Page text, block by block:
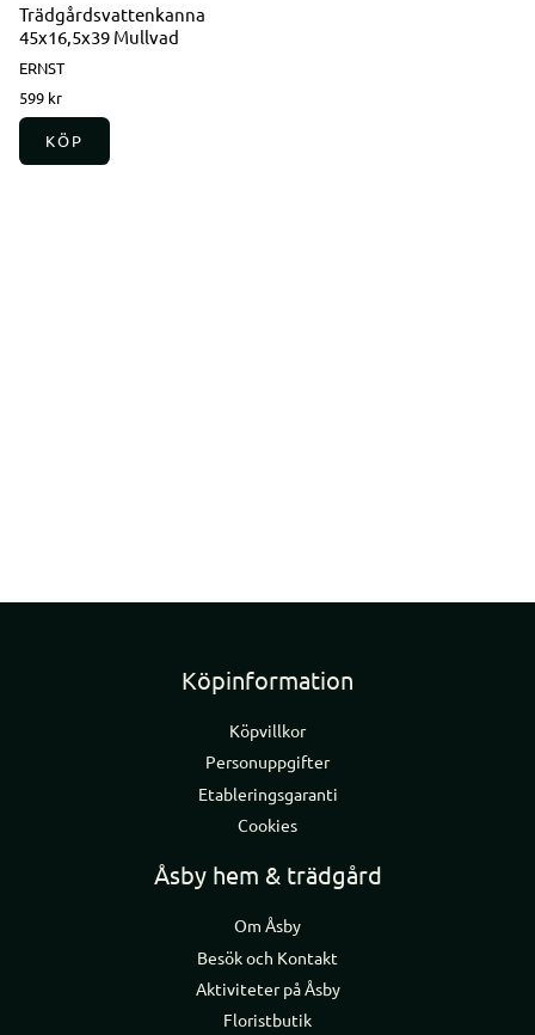
Trädgårdsvattenkanna
45x16,5x39 Mullvad
ERNST
599 kr
KÖP
Köpinformation
Köpvillkor
Personuppgifter
Etableringsgaranti
Cookies
Åsby hem & trädgård
Om Åsby
Besök och Kontakt
Aktiviteter på Åsby
Floristbutik